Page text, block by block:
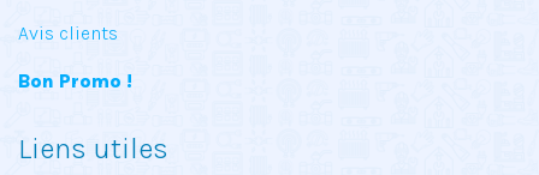
Avis clients
Bon Promo !
Liens utiles